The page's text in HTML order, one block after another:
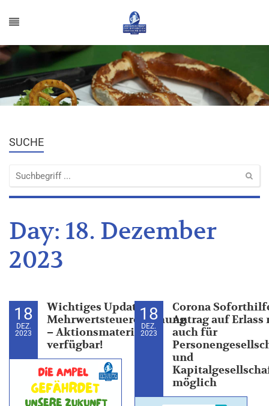
SUCHE
Day: 18. Dezember
2023
18
DEZ.
2023
Wichtiges Update zur
Mehrwertsteuererhöhung
– Aktionsmaterial
verfügbar!
18
DEZ.
2023
Corona
Antrag auf Erlass
auch für
und
möglich